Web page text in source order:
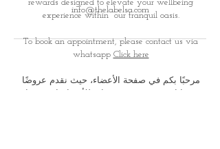
info@thelabelsa.com
rewards designed to elevate your wellbeing
experience withinour tranquil oasis.
To book an appointment, please contact us via
whatsapp Click here
مرحبًا بكم في صفحة الأعضاء، حيث نقدم عروضًا